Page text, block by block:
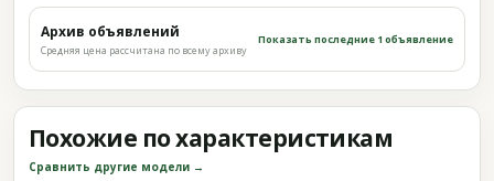
Архив объявлений
Средняя цена рассчитана по всему архиву
Показать последние 1 объявление
Похожие по характеристикам
Сравнить другие модели →